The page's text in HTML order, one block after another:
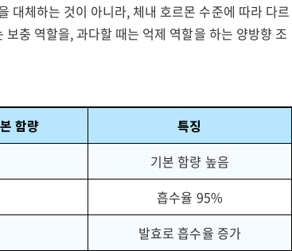
대체하는 것이 아니라, 체내 호르몬 수준에 따라 다르
충 역할을, 과다할 때는 억제 역할을 하는 양방향 조
함량
특징
기본 함량 높음
흡수율 95%
발효로 흡수율 증가